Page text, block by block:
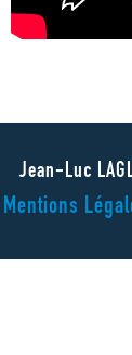
Jean-Luc
Mentions